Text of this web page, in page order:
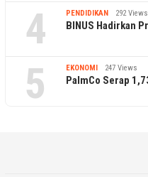
4 PENDIDIKAN 292 Views
BINUS Hadirkan
5 EKONOMI 247 Views
PalmCo Serap